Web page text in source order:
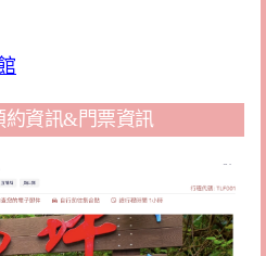
約資訊&門票資訊